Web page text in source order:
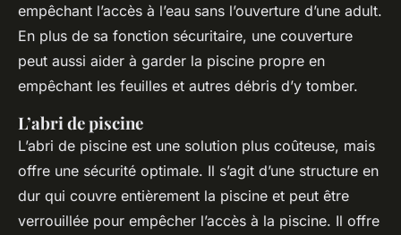
empêchant l’accès à l’eau sans l’ouverture d’une adult.
En plus de sa fonction sécuritaire, une couverture
peut aussi aider à garder la piscine propre en
empêchant les feuilles et autres débris d’y tomber.
L’abri de piscine
L’abri de piscine est une solution plus coûteuse, mais
offre une sécurité optimale. Il s’agit d’une structure en
dur qui couvre entièrement la piscine et peut être
verrouillée pour empêcher l’accès à la piscine. Il offre